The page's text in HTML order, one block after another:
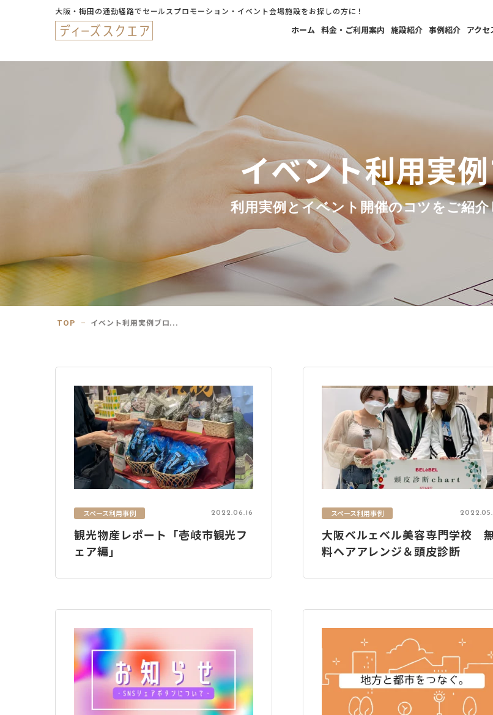
大阪・梅田の通勤経路でセールスプロモーション・イベント会場施設をお探しの方に！
ホーム 料金・ご利用案内 施設紹介 事例紹介 アクセ
イベント利用実
利用実例とイベント開催のコツをご紹介
TOP イベント利用実例ブロ...
スペース利用事例 2022.06.16
観光物産レポート「壱岐市観光フ
ェア編」
スペース利用事例
大阪ベルェベル美容専門学校
料ヘアアレンジ＆頭皮診断